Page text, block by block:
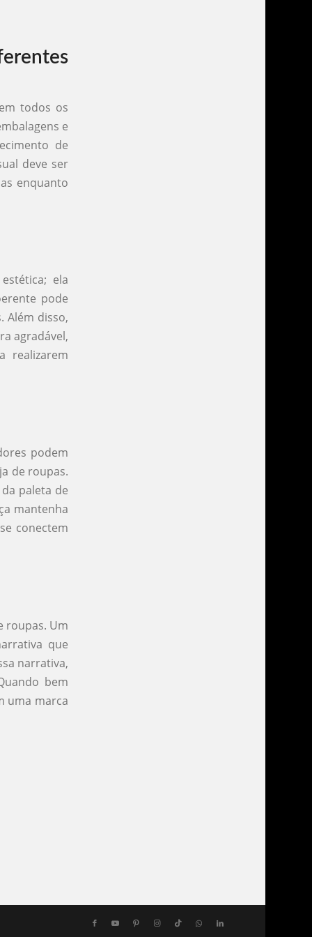
todos os
e
de
deve ser
enquanto
ela
pode
Além disso,
agradável,
realizarem
podem
de roupas.
paleta de
mantenha
conectem
roupas. Um
que
narrativa,
bem
uma marca